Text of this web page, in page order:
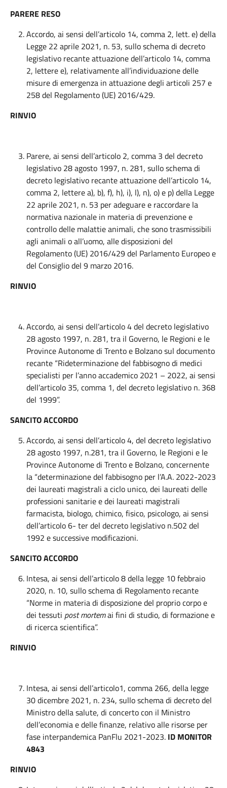
PARERE RESO
Accordo, ai sensi dell’articolo 14, comma 2, lett. e) della
Legge 22 aprile 2021, n. 53, sullo schema di decreto
legislativo recante attuazione dell’articolo 14, comma
2, lettere e), relativamente all’individuazione delle
misure di emergenza in attuazione degli articoli 257 e
258 del Regolamento (UE) 2016/429.
RINVIO
Parere, ai sensi dell’articolo 2, comma 3 del decreto
legislativo 28 agosto 1997, n. 281, sullo schema di
decreto legislativo recante attuazione dell’articolo 14,
comma 2, lettere a), b), f), h), i), l), n), o) e p) della Legge
22 aprile 2021, n. 53 per adeguare e raccordare la
normativa nazionale in materia di prevenzione e
controllo delle malattie animali, che sono trasmissibili
agli animali o all’uomo, alle disposizioni del
Regolamento (UE) 2016/429 del Parlamento Europeo e
del Consiglio del 9 marzo 2016.
RINVIO
Accordo, ai sensi dell’articolo 4 del decreto legislativo
28 agosto 1997, n. 281, tra il Governo, le Regioni e le
Province Autonome di Trento e Bolzano sul documento
recante “Rideterminazione del fabbisogno di medici
specialisti per l’anno accademico 2021 – 2022, ai sensi
dell’articolo 35, comma 1, del decreto legislativo n. 368
del 1999”.
SANCITO ACCORDO
Accordo, ai sensi dell’articolo 4, del decreto legislativo
28 agosto 1997, n.281, tra il Governo, le Regioni e le
Province Autonome di Trento e Bolzano, concernente
la “determinazione del fabbisogno per l’A.A. 2022-2023
dei laureati magistrali a ciclo unico, dei laureati delle
professioni sanitarie e dei laureati magistrali
farmacista, biologo, chimico, fisico, psicologo, ai sensi
dell’articolo 6- ter del decreto legislativo n.502 del
1992 e successive modificazioni.
SANCITO ACCORDO
Intesa, ai sensi dell’articolo 8 della legge 10 febbraio
2020, n. 10, sullo schema di Regolamento recante
“Norme in materia di disposizione del proprio corpo e
dei tessuti post mortemai fini di studio, di formazione e
di ricerca scientifica”.
RINVIO
Intesa, ai sensi dell’articolo1, comma 266, della legge
30 dicembre 2021, n. 234, sullo schema di decreto del
Ministro della salute, di concerto con il Ministro
dell’economia e delle finanze, relativo alle risorse per
fase interpandemica PanFlu 2021-2023. ID MONITOR
4843
RINVIO